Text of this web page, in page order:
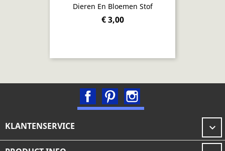
Dieren En Bloemen Stof
€ 3,00
FacebookPinterest
KLANTENSERVICE 